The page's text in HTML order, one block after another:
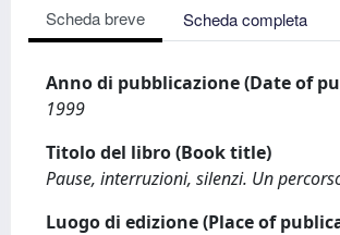
Scheda breve Scheda completa
Anno di pubblicazione (Date of
1999
Titolo del libro (Book title)
Pause, interruzioni, silenzi. Un
Luogo di edizione (Place of